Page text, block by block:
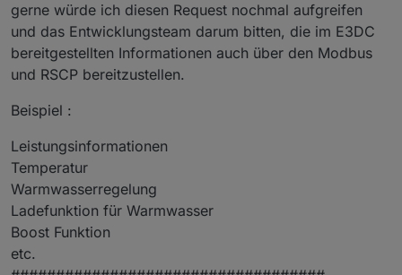
gerne würde ich diesen Request nochmal aufgreifen
und das Entwicklungsteam darum bitten, die im E3DC
bereitgestellten Informationen auch über den Modbus
und RSCP bereitzustellen.
Beispiel :
Leistungsinformationen
Temperatur
Warmwasserregelung
Ladefunktion für Warmwasser
Boost Funktion
etc.